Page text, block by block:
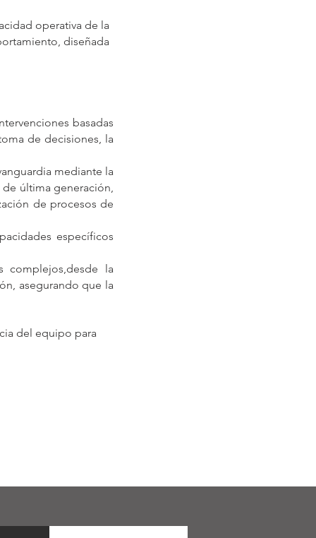
operativa de la
diseñada
basadas
de decisiones, la
mediante la
última generación,
de procesos de
específicos
complejos,desde la
asegurando que la
del equipo para